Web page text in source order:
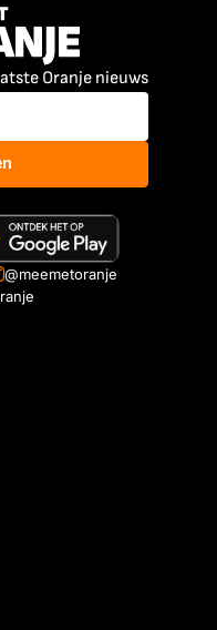
Oranje nieuws
@meemetoranje